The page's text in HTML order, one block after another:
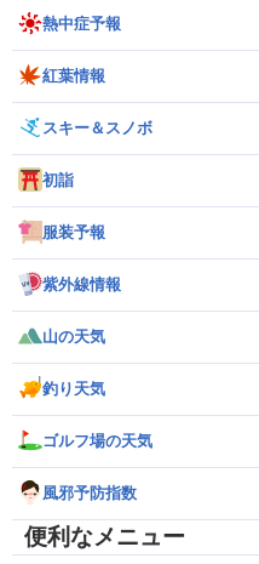
熱中症予報
紅葉情報
スキー＆スノボ
初詣
服装予報
紫外線情報
山の天気
釣り天気
ゴルフ場の天気
風邪予防指数
便利なメニュー